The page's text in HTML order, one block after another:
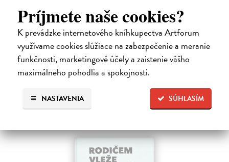
Príjmete naše cookies?
K prevádzke internetového kníhkupectva Artforum
využívame cookies slúžiace na zabezpečenie a meranie
funkčnosti, marketingové účely a zaistenie vášho
maximálneho pohodlia a spokojnosti.
SÚHLASÍM
NASTAVENIA
Na sklade
10,00 €